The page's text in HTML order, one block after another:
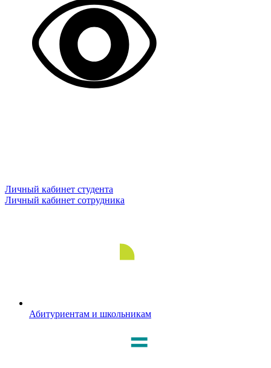
Личный кабинет студента
Личный кабинет сотрудника
Абитуриентам и школьникам